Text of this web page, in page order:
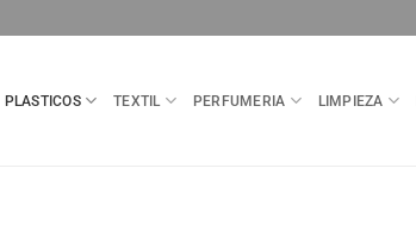
PLASTICOS TEXTIL PERFUMERIA LIMPIEZA